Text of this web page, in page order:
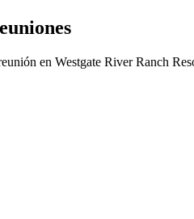
en Westgate River Ranch